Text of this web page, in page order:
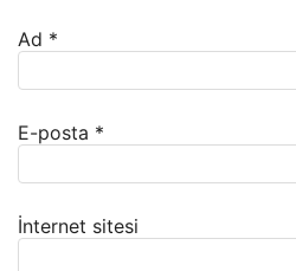
Ad *
E-posta *
İnternet sitesi